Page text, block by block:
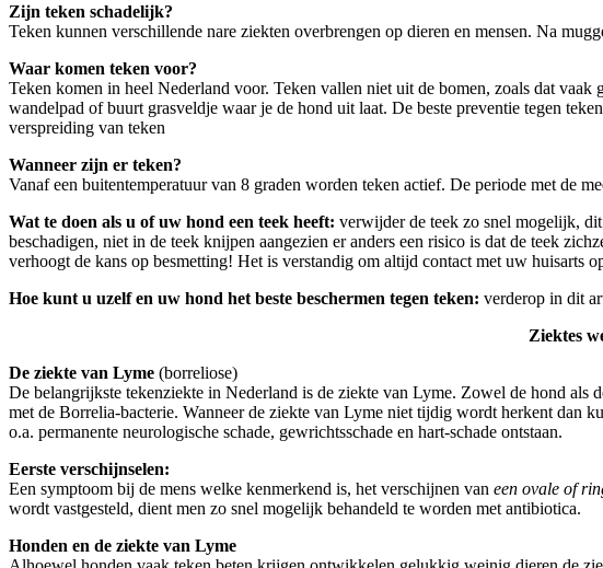
Zijn teken schadelijk?
Teken kunnen verschillende nare ziekten overbrengen op dieren en mensen. Na
Waar komen teken voor?
Teken komen in heel Nederland voor. Teken vallen niet uit de bomen, zoals dat vaak
wandelpad of buurt grasveldje waar je de hond uit laat. De beste preventie tegen
verspreiding van teken
Wanneer zijn er teken?
Vanaf een buitentemperatuur van 8 graden worden teken actief. De periode met de
Wat te doen als u of uw hond een teek heeft: verwijder de teek zo snel mogelijk,
beschadigen, niet in de teek knijpen aangezien er anders een risico is dat de teek
verhoogt de kans op besmetting! Het is verstandig om altijd contact met uw huisarts
Hoe kunt u uzelf en uw hond het beste beschermen tegen teken: verderop in dit
Ziektes
De ziekte van Lyme (borreliose)
De belangrijkste tekenziekte in Nederland is de ziekte van Lyme. Zowel de hond als
met de Borrelia-bacterie. Wanneer de ziekte van Lyme niet tijdig wordt herkent dan
o.a. permanente neurologische schade, gewrichtsschade en hart-schade ontstaan.
Eerste verschijnselen:
Een symptoom bij de mens welke kenmerkend is, het verschijnen van een ovale of
wordt vastgesteld, dient men zo snel mogelijk behandeld te worden met antibiotica.
Honden en de ziekte van Lyme